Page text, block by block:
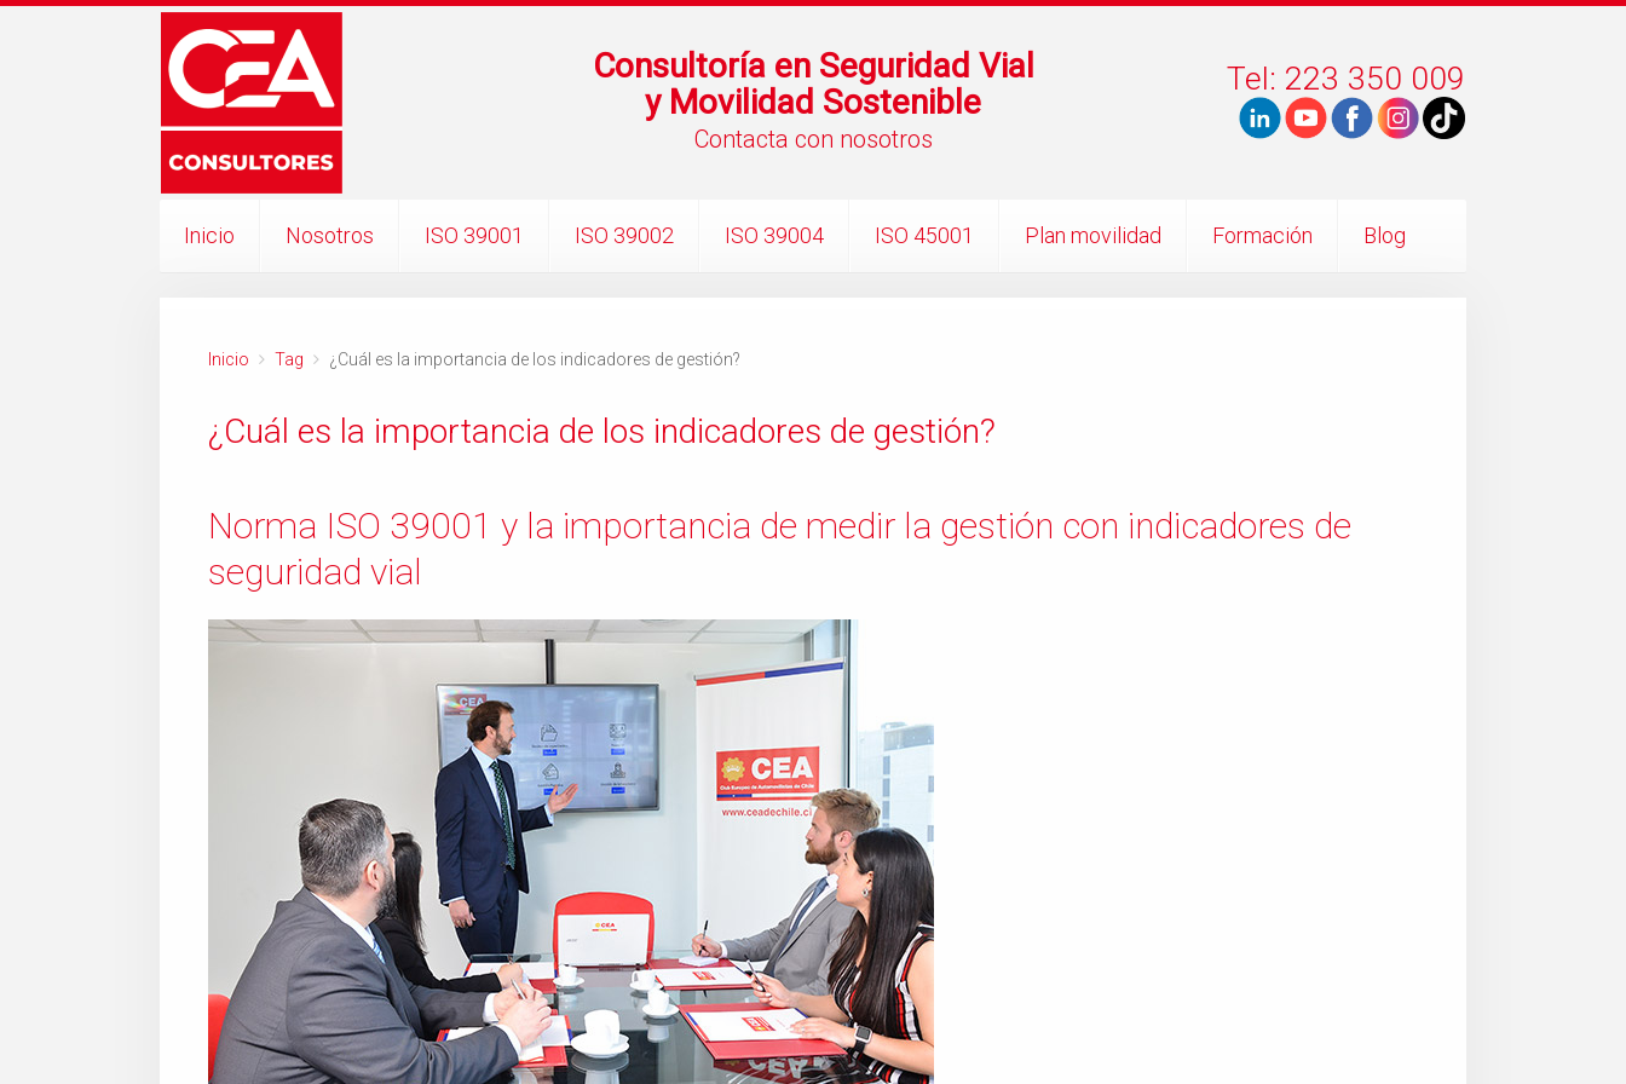
Consultoría en Seguridad Vial
y Movilidad Sostenible
Contacta con nosotros
Tel: 223 350 009
Inicio Nosotros ISO 39001 ISO 39002 ISO 39004 ISO 45001 Plan movilidad Formación Blog
Inicio Tag ¿Cuál es la importancia de los indicadores de gestión?
¿Cuál es la importancia de los indicadores de gestión?
Norma ISO 39001 y la importancia de medir la gestión con indicadores de
seguridad vial